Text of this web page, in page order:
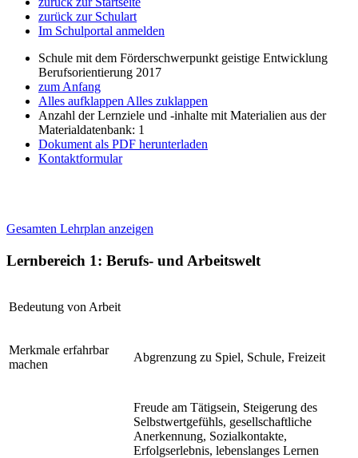
zurück zur Schulart
Im Schulportal anmelden
Schule mit dem Förderschwerpunkt geistige Entwicklung
Berufsorientierung 2017
zum Anfang
Alles aufklappen Alles zuklappen
Anzahl der Lernziele und -inhalte mit Materialien aus der
Materialdatenbank: 1
Dokument als PDF herunterladen
Kontaktformular
Gesamten Lehrplan anzeigen
Lernbereich 1: Berufs- und Arbeitswelt
Bedeutung von Arbeit
Merkmale erfahrbar
machen
Abgrenzung zu Spiel, Schule, Freizeit
Freude am Tätigsein, Steigerung des
Selbstwertgefühls, gesellschaftliche
Anerkennung, Sozialkontakte,
Erfolgserlebnis, lebenslanges Lernen